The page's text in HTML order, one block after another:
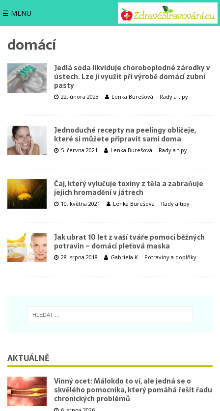
☰ MENU
domácí
Jedlá soda likviduje choroboplodné zárodky v
ústech. Lze ji využít při výrobě domácí zubní
pasty
22. února 2023 Lenka Burešová Rady a tipy
Jednoduché recepty na peelingy obličeje,
které si můžete připravit sami doma
5. června 2021 Lenka Burešová Rady a tipy
Čaj, který vylučuje toxiny z těla a zabraňuje
jejich hromadění v játrech
10. května 2021 Lenka Burešová Rady a tipy
Jak ubrat 10 let z vaší tváře pomocí běžných
potravin – domácí pleťová maska
28. srpna 2018 Gabriela K Potraviny a doplňky
AKTUÁLNĚ
Vinný ocet: Málokdo to ví, ale jedná se o
skvělého pomocníka, který pomáhá řešit řadu
chronických problémů